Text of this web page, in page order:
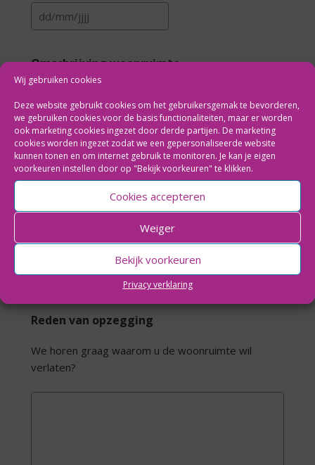
Wij gebruiken cookies
Deze website gebruikt cookies om het gebruikersgemak te bevorderen,
we gebruiken cookies voor de basis functionaliteiten, maar er worden
ook marketing cookies ingezet door derde partijen. De marketing
cookies worden ingezet zodat we een gepersonaliseerde website
kunnen tonen en om internet gebruik te monitoren. Je kan je eigen
voorkeuren instellen door op "Bekijk voorkeuren" te klikken.
Cookies accepteren
Weiger
Bekijk voorkeuren
Privacy verklaring
DD
MM
slash
Omschrijving woonruimte
bijv.: begane grond voorzijde, bovenverdieping of
gehele woning.
Reden van opzegging
We horen graag waarom u de woonruimte wil
verlaten?